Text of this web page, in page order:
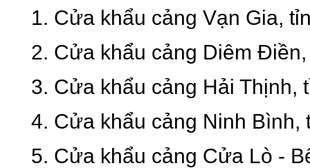
1. Cửa khẩu cảng Vạn Gia,
2. Cửa khẩu cảng Diêm
3. Cửa khẩu cảng Hải Thịnh,
4. Cửa khẩu cảng Ninh Bình,
5. Cửa khẩu cảng Cửa Lò -